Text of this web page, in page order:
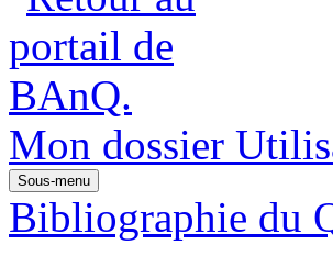
Mon dossier
Sous-menu
Bibliographie du